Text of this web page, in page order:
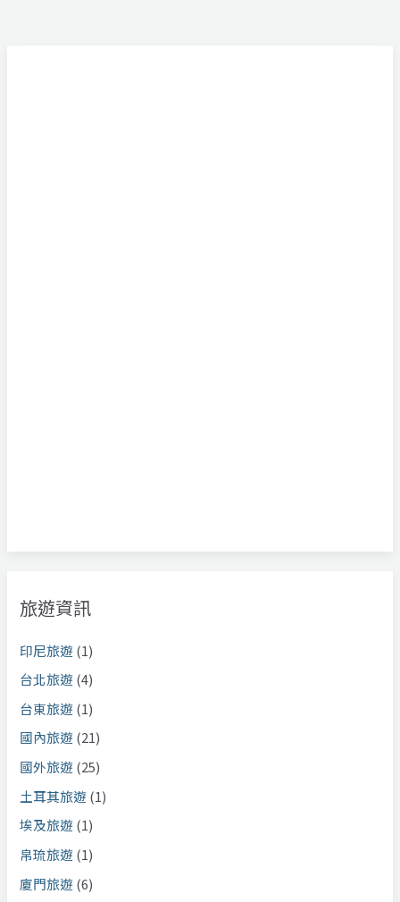
旅遊資訊
印尼旅遊 (1)
台北旅遊 (4)
台東旅遊 (1)
國內旅遊 (21)
國外旅遊 (25)
土耳其旅遊 (1)
埃及旅遊 (1)
帛琉旅遊 (1)
廈門旅遊 (6)